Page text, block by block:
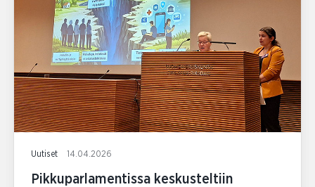
Uutiset 14.04.2026
Pikkuparlamentissa keskusteltiin